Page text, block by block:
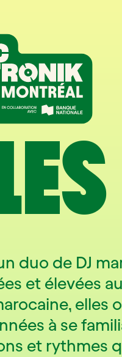
duo de DJ
et élevées
elles
à se
et rythmes